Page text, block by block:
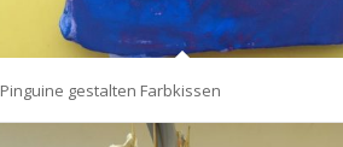
Pinguine gestalten Farbkissen